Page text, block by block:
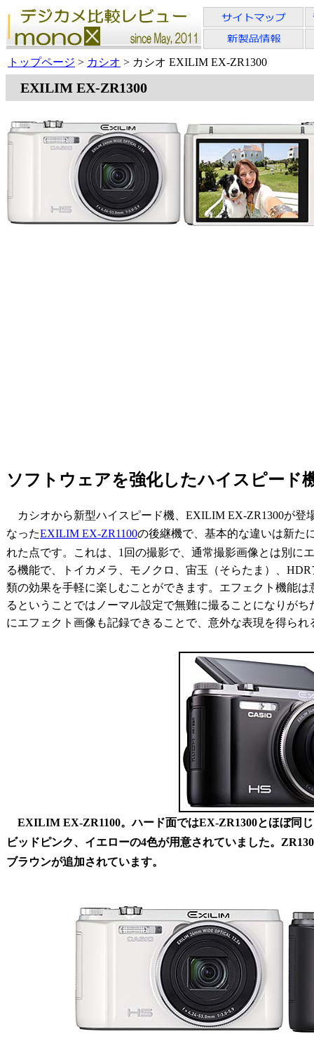
トップページ > カシオ > カシオ EXILIM EX-ZR1300
EXILIM EX-ZR1300
ソフトウェアを強化したハイスピー
カシオから新型ハイスピード機、EXILIM EX-ZR1300が登
なったEXILIM EX-ZR1100の後継機で、基本的な違いは新た
れた点です。これは、1回の撮影で、通常撮影画像とは別に
る機能で、トイカメラ、モノクロ、宙玉（そらたま）、
類の効果を手軽に楽しむことができます。エフェクト機能
るということではノーマル設定で無難に撮ることになりが
にエフェクト画像も記録できることで、意外な表現を得られ
EXILIM EX-ZR1100。ハード面ではEX-ZR1300とほぼ同
ビッドピンク、イエローの4色が用意されていました。
ブラウンが追加されています。